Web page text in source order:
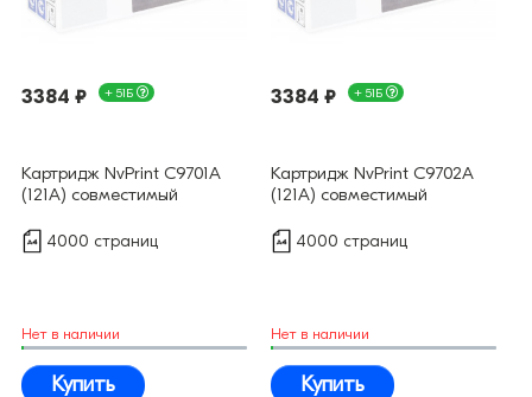
3384 ₽ + 51Б
Картридж NvPrint C9701A
(121A) совместимый
4000 страниц
Нет в наличии
Купить
3384 ₽ + 51Б
Картридж NvPrint C9702A
(121A) совместимый
4000 страниц
Нет в наличии
Купить